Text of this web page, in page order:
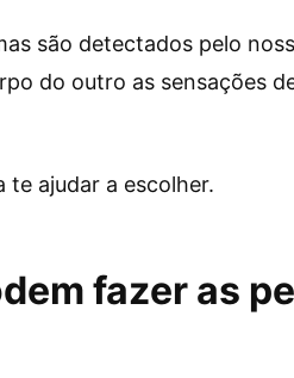
são detectados pelo
do outro as sensações
te ajudar a escolher.
fazer as